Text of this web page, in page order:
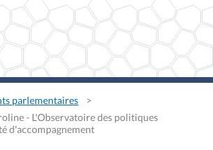
parlementaires
- L'Observatoire des politiques
d'accompagnement